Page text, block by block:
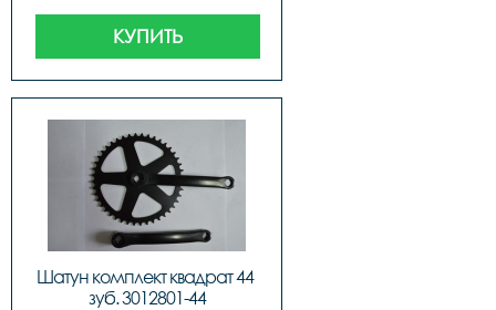
КУПИТЬ
Шатун комплект квадрат 44
зуб. 3012801-44